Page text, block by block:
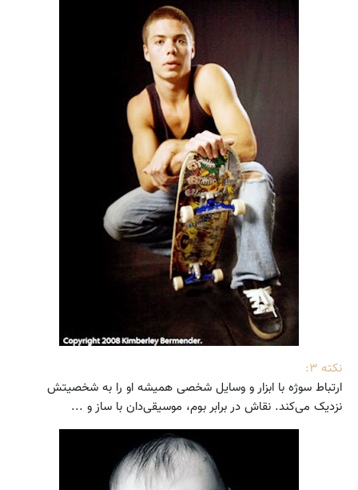
نکته ۳:
ارتباط سوژه با ابزار و وسایل شخصی همیشه او را به شخصیتش
نزدیک می‌کند. نقاش در برابر بوم، موسیقی‌دان با ساز و ...